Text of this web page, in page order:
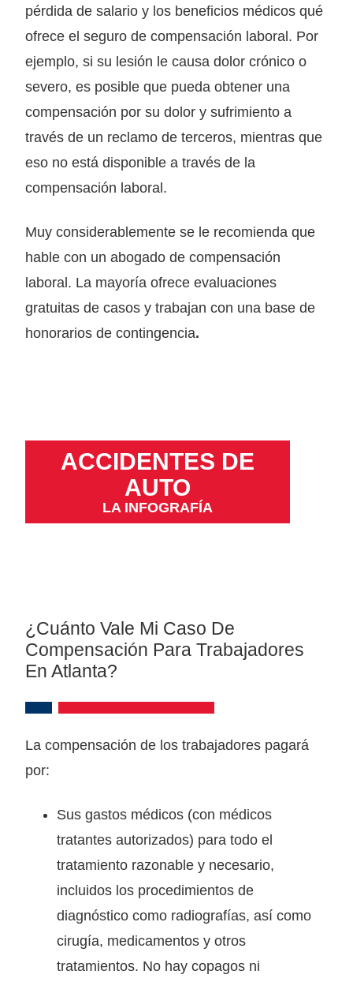
pérdida de salario y los beneficios médicos qué
ofrece el seguro de compensación laboral. Por
ejemplo, si su lesión le causa dolor crónico o
severo, es posible que pueda obtener una
compensación por su dolor y sufrimiento a
través de un reclamo de terceros, mientras que
eso no está disponible a través de la
compensación laboral.
Muy considerablemente se le recomienda que
hable con un abogado de compensación
laboral. La mayoría ofrece evaluaciones
gratuitas de casos y trabajan con una base de
honorarios de contingencia.
ACCIDENTES DE
AUTO
LA INFOGRAFÍA
¿Cuánto Vale Mi Caso De
Compensación Para Trabajadores
En Atlanta?
La compensación de los trabajadores pagará
por:
Sus gastos médicos (con médicos
tratantes autorizados) para todo el
tratamiento razonable y necesario,
incluidos los procedimientos de
diagnóstico como radiografías, así como
cirugía, medicamentos y otros
tratamientos. No hay copagos ni